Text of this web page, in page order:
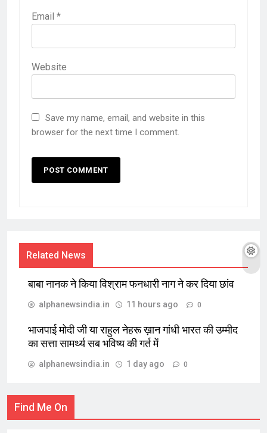
Email *
Website
Save my name, email, and website in this
browser for the next time I comment.
Related News
बाबा नानक ने किया विश्राम फनधारी नाग ने कर दिया छांव
alphanewsindia.in 11 hours ago 0
भाजपाई मोदी जी या राहुल नेहरू ख़ान गांधी भारत की उम्मीद
का सत्ता सामर्थ्य सब भविष्य की गर्त में
alphanewsindia.in 1 day ago 0
Find Me On